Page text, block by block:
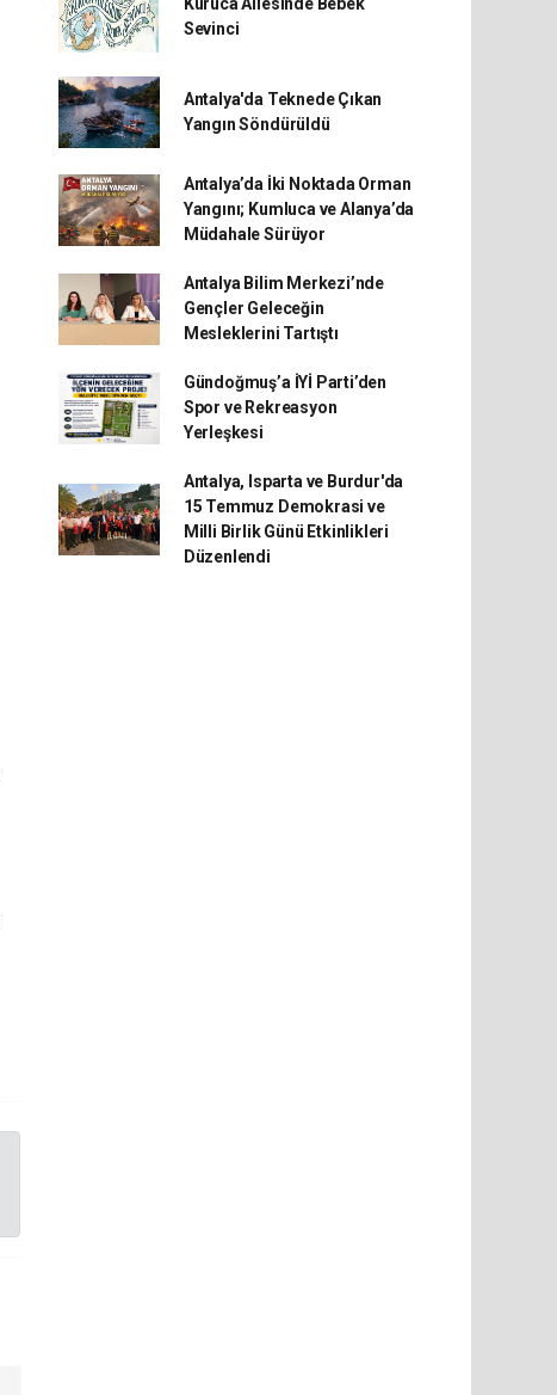
Sevinci
Antalya'da Teknede Çıkan
Yangın Söndürüldü
Antalya’da İki Noktada Orman
Yangını; Kumluca ve Alanya’da
Müdahale Sürüyor
Antalya Bilim Merkezi’nde
Gençler Geleceğin
Mesleklerini Tartıştı
Gündoğmuş’a İYİ Parti’den
Spor ve Rekreasyon
Yerleşkesi
Antalya, Isparta ve Burdur'da
15 Temmuz Demokrasi ve
Milli Birlik Günü Etkinlikleri
Düzenlendi